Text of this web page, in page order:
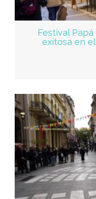
Festival
exitosa en